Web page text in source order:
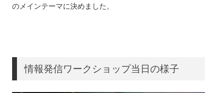
のメインテーマに決めました。
情報発信ワークショップ当日の様子